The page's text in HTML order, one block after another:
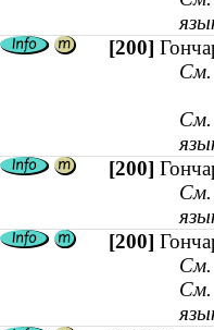
[200]
См.
[200]
См.
[200]
См.